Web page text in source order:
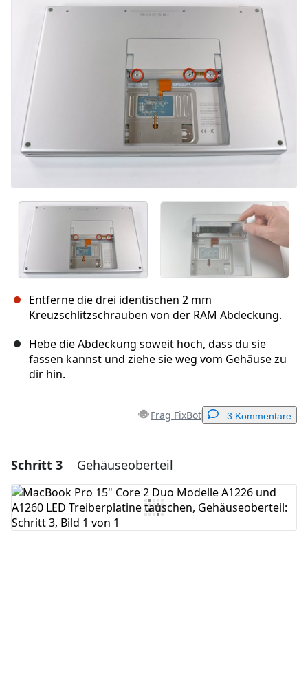
Kommentieren
Entferne die drei identischen 2 mm
Kreuzschlitzschrauben von der RAM Abdeckung.
Hebe die Abdeckung soweit hoch, dass du sie
fassen kannst und ziehe sie weg vom Gehäuse zu
dir hin.
Frag FixBot 3 Kommentare
Einen Kommentar hinzufügen
Kommentar hinzufügen
Schritt 3 Gehäuseoberteil